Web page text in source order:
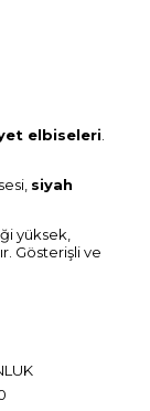
elbiseleri.
siyah
yüksek,
Gösterişli ve